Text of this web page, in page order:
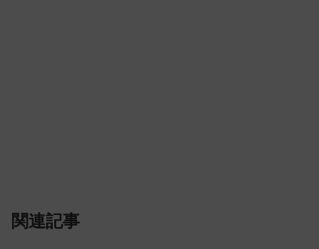
関連記事